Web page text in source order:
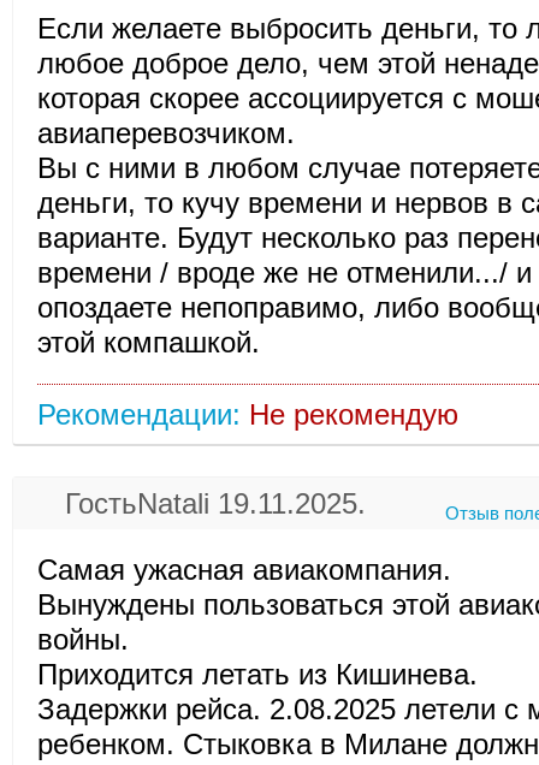
Если желаете выбросить деньги, то
любое доброе дело, чем этой
которая скорее ассоциируется с
авиаперевозчиком.
Вы с ними в любом случае
деньги, то кучу времени и нервов в
варианте. Будут несколько раз
времени / вроде же не отменили.../ и
опоздаете непоправимо, либо
этой компашкой.
Рекомендации: Не рекомендую
ГостьNatali 19.11.2025. Отзыв
Самая ужасная авиакомпания.
Вынуждены пользоваться этой
войны.
Приходится летать из Кишинева.
Задержки рейса. 2.08.2025 летели с
ребенком. Стыковка в Милане